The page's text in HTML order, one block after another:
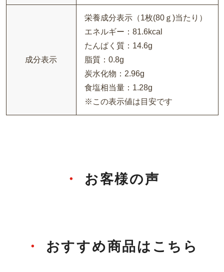
成分表示
栄養成分表示（1枚(80ｇ)当たり）
エネルギー：81.6kcal
たんぱく質：14.6g
脂質：0.8g
炭水化物：2.96g
食塩相当量：1.28g
※この表示値は目安です
お客様の声
おすすめ商品はこちら